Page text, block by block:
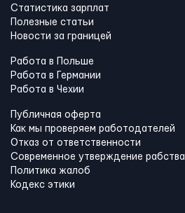
Статистика зарплат
Полезные статьи
Новости за границей
Работа в Польше
Работа в Германии
Работа в Чехии
Публичная оферта
Как мы проверяем работодателей
Отказ от ответственности
Современное утверждение рабства
Политика жалоб
Кодекс этики